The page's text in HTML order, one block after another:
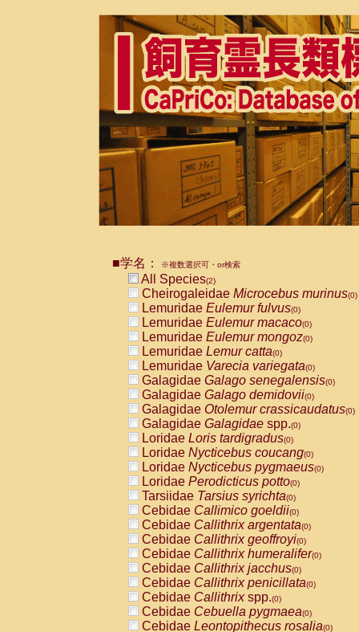
■学名： ※複数選択可・or検索
All Species(2)
Cheirogaleidae Microcebus murinus(0)
Lemuridae Eulemur fulvus(0)
Lemuridae Eulemur macaco(0)
Lemuridae Eulemur mongoz(0)
Lemuridae Lemur catta(0)
Lemuridae Varecia variegata(0)
Galagidae Galago senegalensis(0)
Galagidae Galago demidovii(0)
Galagidae Otolemur crassicaudatus(0)
Galagidae Galagidae spp.(0)
Loridae Loris tardigradus(0)
Loridae Nycticebus coucang(0)
Loridae Nycticebus pygmaeus(0)
Loridae Perodicticus potto(0)
Tarsiidae Tarsius syrichta(0)
Cebidae Callimico goeldii(0)
Cebidae Callithrix argentata(0)
Cebidae Callithrix geoffroyi(0)
Cebidae Callithrix humeralifer(0)
Cebidae Callithrix jacchus(0)
Cebidae Callithrix penicillata(0)
Cebidae Callithrixspp.(0)
Cebidae Cebuella pygmaea(0)
Cebidae Leontopithecus rosalia(0)